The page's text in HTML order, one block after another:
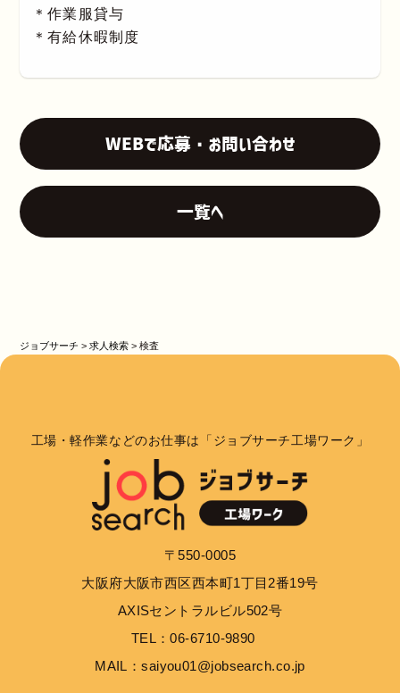
＊作業服貸与
＊有給休暇制度
WEBで応募・お問い合わせ
一覧へ
ジョブサーチ >求人検索 >検査
工場・軽作業などのお仕事は「ジョブサーチ工場ワーク」
〒550-0005
大阪府大阪市西区西本町1丁目2番19号
AXISセントラルビル502号
TEL：06-6710-9890
MAIL：saiyou01@jobsearch.co.jp